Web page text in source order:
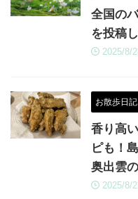
全国の
を投稿
2025/8/
お散歩日記
香り高
ピも！
奥出雲
2025/8/